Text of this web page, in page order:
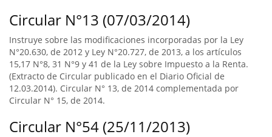
Circular N°13 (07/03/2014)
Instruye sobre las modificaciones incorporadas por la Ley
N°20.630, de 2012 y Ley N°20.727, de 2013, a los artículos
15,17 N°8, 31 N°9 y 41 de la Ley sobre Impuesto a la Renta.
(Extracto de Circular publicado en el Diario Oficial de
12.03.2014). Circular N° 13, de 2014 complementada por
Circular N° 15, de 2014.
Circular N°54 (25/11/2013)